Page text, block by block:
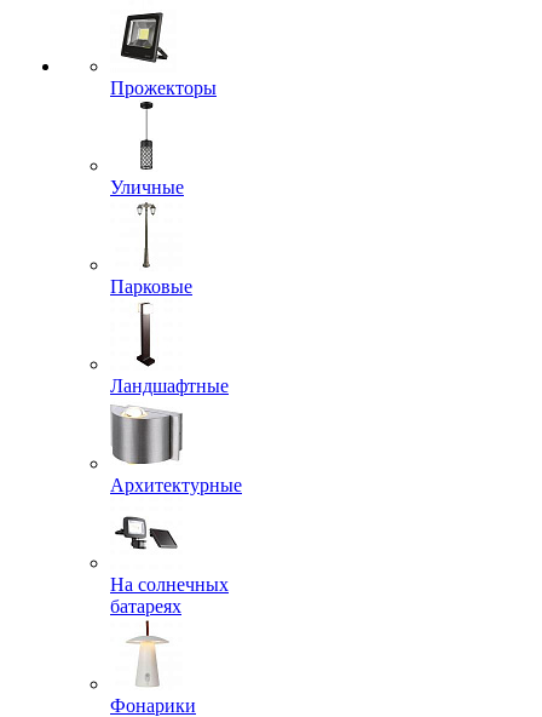
Прожекторы
Уличные
Парковые
Ландшафтные
Архитектурные
На солнечных
батареях
Фонарики